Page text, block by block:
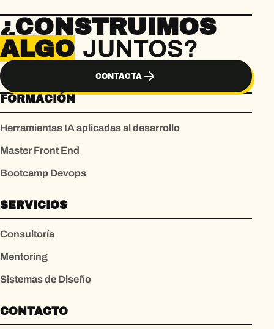
¿CONSTRUIMOS
ALGO JUNTOS?
CONTACTA
FORMACIÓN
Herramientas IA aplicadas al desarrollo
Master Front End
Bootcamp Devops
SERVICIOS
Consultoría
Mentoring
Sistemas de Diseño
CONTACTO